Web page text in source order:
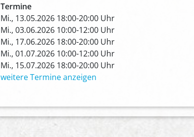
Termine
Mi., 13.05.2026 18:00-20:00 Uhr
Mi., 03.06.2026 10:00-12:00 Uhr
Mi., 17.06.2026 18:00-20:00 Uhr
Mi., 01.07.2026 10:00-12:00 Uhr
Mi., 15.07.2026 18:00-20:00 Uhr
weitere Termine anzeigen